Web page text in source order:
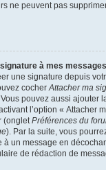
ne peuvent pas
à mes
une signature depuis
cocherAttacher ma
pouvez aussi ajouter
l’option « Attacher
(ongletPréférences du
). Par la suite, vous
à un message en
de rédaction de